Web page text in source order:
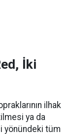
İki
ilhak
ya da
yönündeki tüm